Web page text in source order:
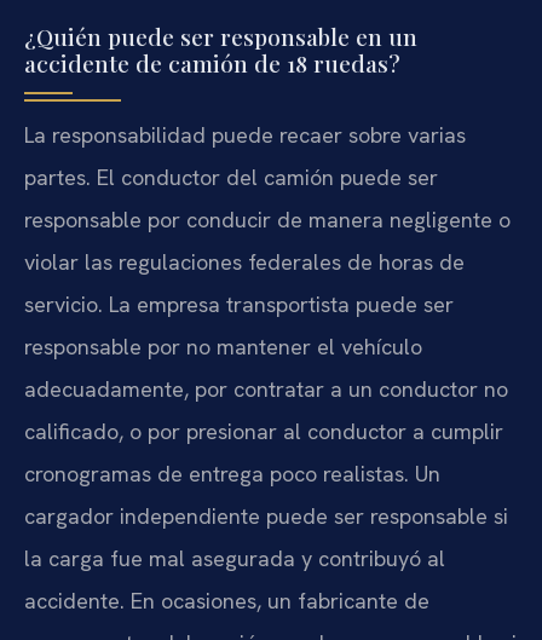
¿Quién puede ser responsable en un
accidente de camión de 18 ruedas?
La responsabilidad puede recaer sobre varias
partes. El conductor del camión puede ser
responsable por conducir de manera negligente o
violar las regulaciones federales de horas de
servicio. La empresa transportista puede ser
responsable por no mantener el vehículo
adecuadamente, por contratar a un conductor no
calificado, o por presionar al conductor a cumplir
cronogramas de entrega poco realistas. Un
cargador independiente puede ser responsable si
la carga fue mal asegurada y contribuyó al
accidente. En ocasiones, un fabricante de